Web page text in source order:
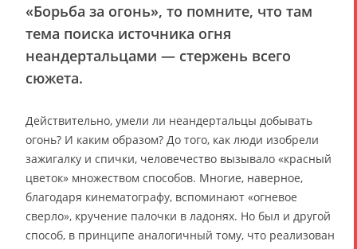
«Борьба за огонь», то помните, что там
тема поиска источника огня
неандертальцами — стержень всего
сюжета.
Действительно, умели ли неандертальцы добывать
огонь? И каким образом? До того, как люди изобрели
зажигалку и спички, человечество вызывало «красный
цветок» множеством способов. Многие, наверное,
благодаря кинематографу, вспоминают «огневое
сверло», кручение палочки в ладонях. Но был и другой
способ, в принципе аналогичный тому, что реализован